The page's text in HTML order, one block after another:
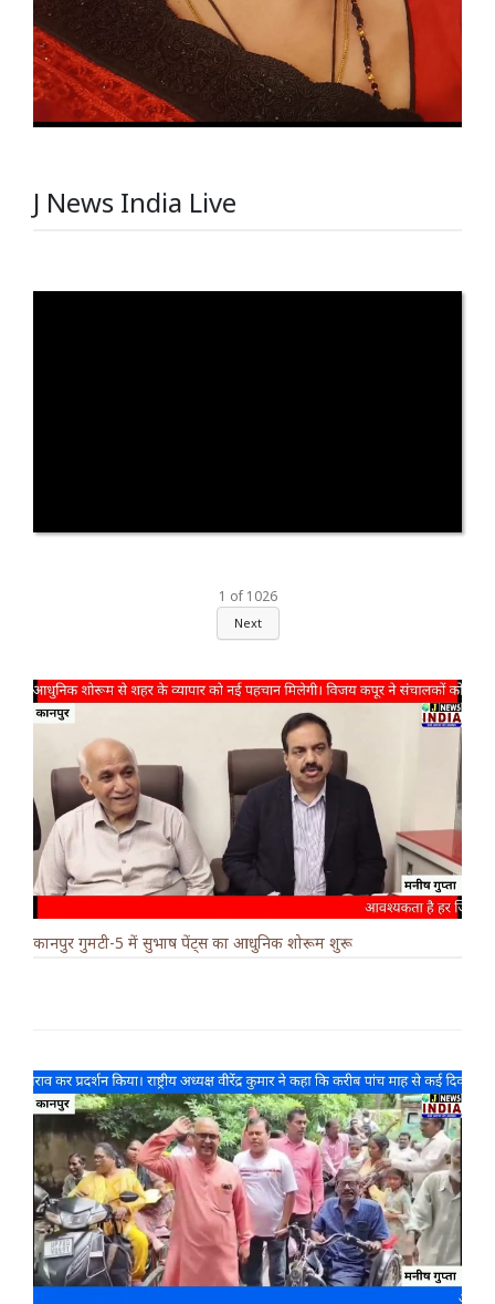
J News India Live
1 of 1026
Next
कानपुर गुमटी-5 में सुभाष पेंट्स का आधुनिक शोरूम शुरू